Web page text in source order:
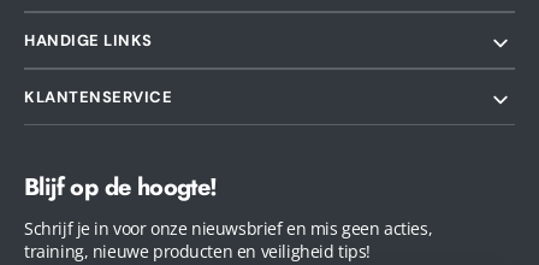
HANDIGE LINKS
KLANTENSERVICE
Blijf op de hoogte!
Schrijf je in voor onze nieuwsbrief en mis geen acties,
training, nieuwe producten en veiligheid tips!